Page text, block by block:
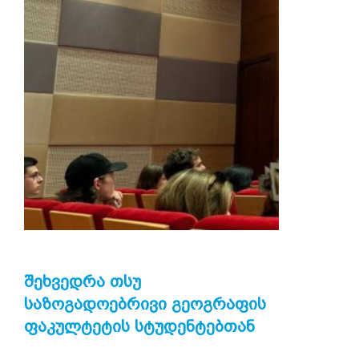
ᲨᲔᲮᲕᲔᲓᲠᲐ ᲗᲡᲣ
ᲡᲐᲖᲝᲒᲐᲓᲝᲔᲑᲠᲘᲕᲘ ᲒᲔᲝᲒᲠᲐᲤᲘᲡ
ᲤᲐᲙᲣᲚᲢᲔᲢᲘᲡ ᲡᲢᲣᲓᲔᲜᲢᲔᲑᲗᲐᲜ